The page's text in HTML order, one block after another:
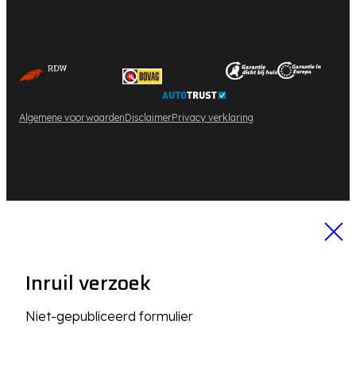
Algemene voorwaardenDisclaimerPrivacy verklaring
Inruil verzoek
Niet-gepubliceerd formulier